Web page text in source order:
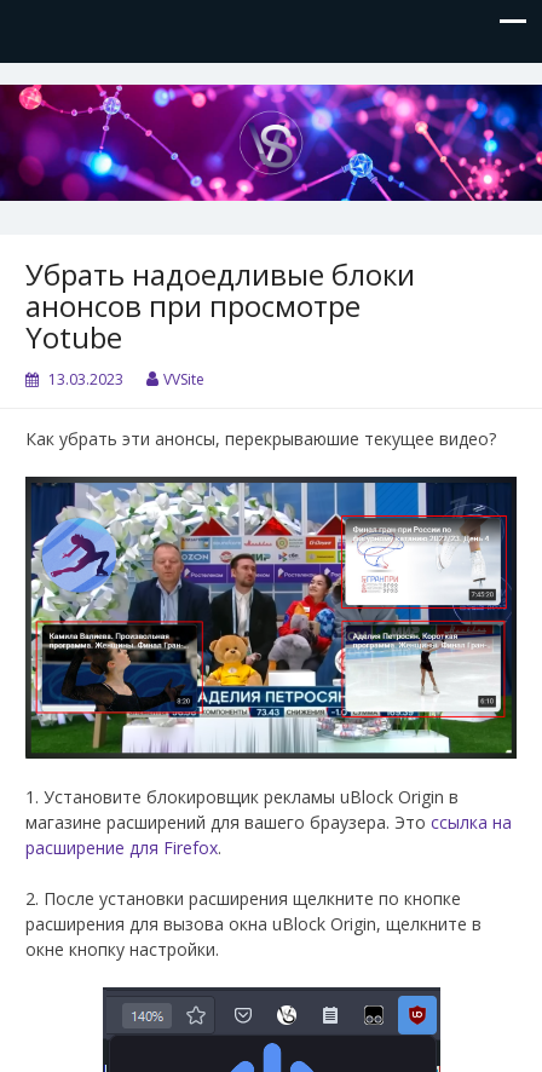
VVSite
Кое-что обо мне и о технологиях, которые я использую.
Убрать надоедливые блоки
анонсов при просмотре
Yotube
13.03.2023 VVSite
Как убрать эти анонсы, перекрываюшие текущее видео?
1. Установите блокировщик рекламы uBlock Origin в
магазине расширений для вашего браузера. Это ссылка на
расширение для Firefox.
2. После установки расширения щелкните по кнопке
расширения для вызова окна uBlock Origin, щелкните в
окне кнопку настройки.